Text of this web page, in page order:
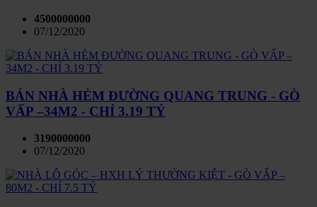
4500000000
07/12/2020
BÁN NHÀ HẺM ĐƯỜNG QUANG TRUNG - GÒ
VẤP –34M2 - CHỈ 3.19 TỶ
3190000000
07/12/2020